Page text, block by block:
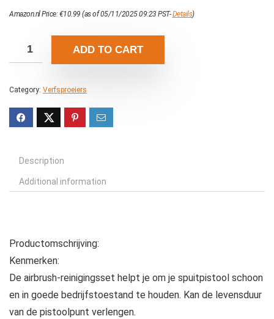
Amazon.nl Price:€10.99 (as of 05/11/2025 09:23 PST-Details)
ADD TO CART
Category: Verfsproeiers
Description
Additional information
Productomschrijving:
Kenmerken:
De airbrush-reinigingsset helpt je om je spuitpistool schoon
en in goede bedrijfstoestand te houden. Kan de levensduur
van de pistoolpunt verlengen.